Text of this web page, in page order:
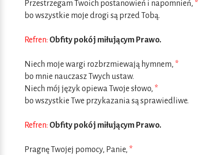
Przestrzegam Twoich postanowień i napomnień, *
bo wszystkie moje drogi są przed Tobą.
Refren: Obfity pokój miłującym Prawo.
Niech moje wargi rozbrzmiewają hymnem, *
bo mnie nauczasz Twych ustaw.
Niech mój język opiewa Twoje słowo, *
bo wszystkie Twe przykazania są sprawiedliwe.
Refren: Obfity pokój miłującym Prawo.
Pragnę Twojej pomocy, Panie, *